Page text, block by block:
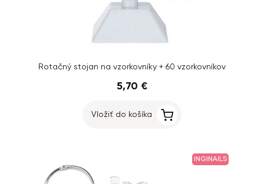
Rotačný stojan na vzorkovníky + 60 vzorkovníkov
5,70 €
Vložiť do košíka
INGINAILS